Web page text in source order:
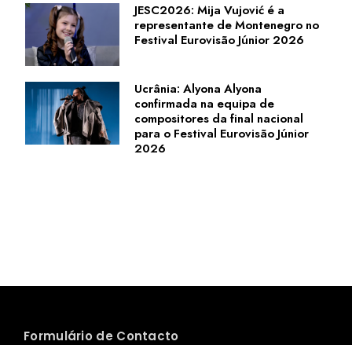
JESC2026: Mija Vujović é a
representante de Montenegro no
Festival Eurovisão Júnior 2026
Ucrânia: Alyona Alyona
confirmada na equipa de
compositores da final nacional
para o Festival Eurovisão Júnior
2026
Formulário de Contacto